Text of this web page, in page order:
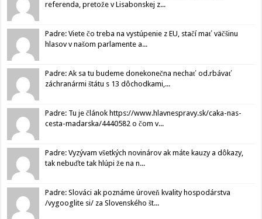
referenda, pretože v Lisabonskej z...
Padre: Viete čo treba na vystúpenie z EU, stačí mať väčšinu
hlasov v našom parlamente a...
Padre: Ak sa tu budeme donekonečna nechať od.rbávať
záchranármi štátu s 13 dôchodkami,...
Padre: Tu je článok https://www.hlavnespravy.sk/caka-nas-
cesta-madarska/4440582 o čom v...
Padre: Vyzývam všetkých novinárov ak máte kauzy a dôkazy,
tak nebuďte tak hlúpi že na n...
Padre: Slováci ak poznáme úroveň kvality hospodárstva
/vygooglite si/ za Slovenského št...